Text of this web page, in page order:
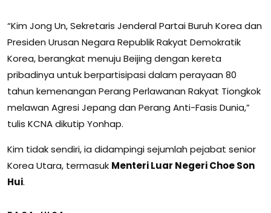
“Kim Jong Un, Sekretaris Jenderal Partai Buruh Korea dan
Presiden Urusan Negara Republik Rakyat Demokratik
Korea, berangkat menuju Beijing dengan kereta
pribadinya untuk berpartisipasi dalam perayaan 80
tahun kemenangan Perang Perlawanan Rakyat Tiongkok
melawan Agresi Jepang dan Perang Anti-Fasis Dunia,”
tulis KCNA dikutip Yonhap.
Kim tidak sendiri, ia didampingi sejumlah pejabat senior
Korea Utara, termasuk Menteri Luar Negeri Choe Son
Hui.